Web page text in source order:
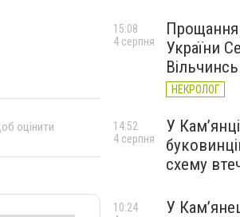
оцінити
Прощання
України
НЕКРОЛОГ
15:08
4 серпня
У
схему
14:52
4 серпня
У
10:24